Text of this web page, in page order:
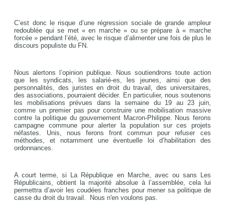
C’est donc le risque d’une régression sociale de grande ampleur
redoublée qui se met « en marche » ou se prépare à « marche
forcée » pendant l’été, avec le risque d’alimenter une fois de plus le
discours populiste du FN.
Nous alertons l’opinion publique. Nous soutiendrons toute action
que les syndicats, les salarié-es, les jeunes, ainsi que des
personnalités, des juristes en droit du travail, des universitaires,
des associations, pourraient décider. En particulier, nous soutenons
les mobilisations prévues dans la semaine du 19 au 23 juin,
comme un premier pas pour construire une mobilisation massive
contre la politique du gouvernement Macron-Philippe. Nous ferons
campagne commune pour alerter la population sur ces projets
néfastes. Unis, nous ferons front commun pour refuser ces
méthodes, et notamment une éventuelle loi d’habilitation des
ordonnances.
A court terme, si La République en Marche, avec ou sans Les
Républicains, obtient la majorité absolue à l’assemblée, cela lui
permettra d’avoir les coudées franches pour mener sa politique de
casse du droit du travail. Nous n'en voulons pas.